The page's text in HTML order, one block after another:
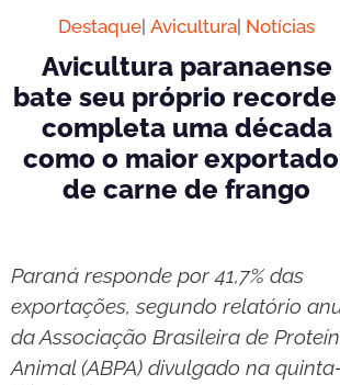
Destaque Avicultura Notícias
Avicultura paranaense
bate seu próprio
completa uma década
como o maior
de carne de frango
Paraná responde por 41,7% das
exportações, segundo relatório
da Associação Brasileira de
Animal (ABPA) divulgado na